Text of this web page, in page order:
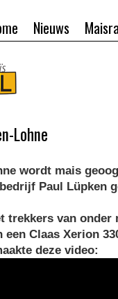
Nieuws
Lohne
wordt mais
Paul Lüpken
van onder
Claas Xerion
deze video: